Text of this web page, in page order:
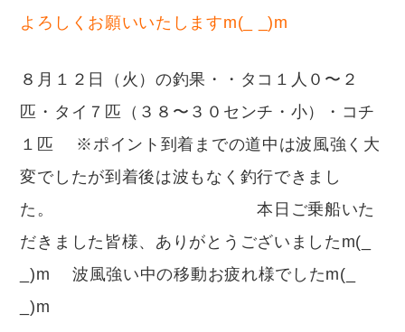
よろしくお願いいたしますm(_ _)m
８月１２日（火）の釣果・・タコ１人０〜２
匹・タイ７匹（３８〜３０センチ・小）・コチ
１匹 ※ポイント到着までの道中は波風強く大
変でしたが到着後は波もなく釣行できまし
た。 本日ご乗船いた
だきました皆様、ありがとうございましたm(_
_)m 波風強い中の移動お疲れ様でしたm(_
_)m